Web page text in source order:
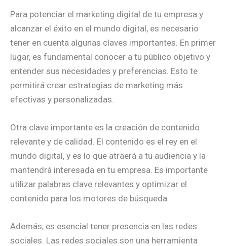
Para potenciar el marketing digital de tu empresa y
alcanzar el éxito en el mundo digital, es necesario
tener en cuenta algunas claves importantes. En primer
lugar, es fundamental conocer a tu público objetivo y
entender sus necesidades y preferencias. Esto te
permitirá crear estrategias de marketing más
efectivas y personalizadas.
Otra clave importante es la creación de contenido
relevante y de calidad. El contenido es el rey en el
mundo digital, y es lo que atraerá a tu audiencia y la
mantendrá interesada en tu empresa. Es importante
utilizar palabras clave relevantes y optimizar el
contenido para los motores de búsqueda.
Además, es esencial tener presencia en las redes
sociales. Las redes sociales son una herramienta